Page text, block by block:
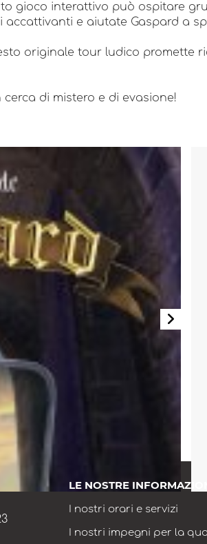
gioco interattivo può ospitare
e aiutate Gaspard a
originale tour ludico promette
di mistero e di evasione!
LE NOSTRE
I nostri orari e servizi
I nostri impegni per la